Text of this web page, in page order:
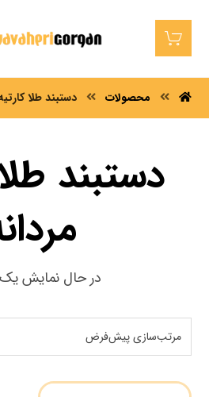
محصولات دستبند طلا
دستبند
در حال نمایش